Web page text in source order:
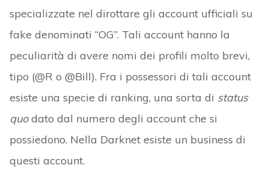
specializzate nel dirottare gli account ufficiali su
fake denominati “OG”. Tali account hanno la
peculiarità di avere nomi dei profili molto brevi,
tipo (@R o @Bill). Fra i possessori di tali account
esiste una specie di ranking, una sorta di status
quodato dal numero degli account che si
possiedono. Nella Darknet esiste un business di
questi account.